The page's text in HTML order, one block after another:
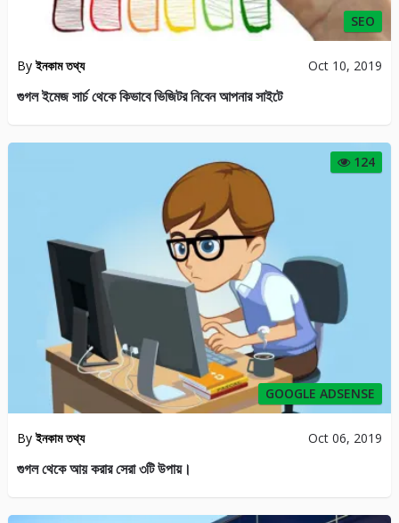
SEO
Byইনকাম তথ্য Oct 10, 2019
গুগল ইমেজ সার্চ থেকে কিভাবে ভিজিটর নিবেন আপনার সাইটে
124
GOOGLE ADSENSE
Byইনকাম তথ্য Oct 06, 2019
গুগল থেকে আয় করার সেরা ৩টি উপায়।